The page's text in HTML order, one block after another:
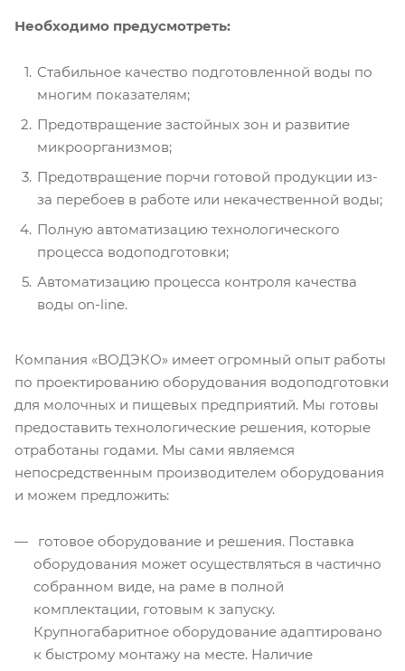
Необходимо предусмотреть:
Стабильное качество подготовленной воды по
многим показателям;
Предотвращение застойных зон и развитие
микроорганизмов;
Предотвращение порчи готовой продукции из-
за перебоев в работе или некачественной воды;
Полную автоматизацию технологического
процесса водоподготовки;
Автоматизацию процесса контроля качества
воды on-line.
Компания «ВОДЭКО» имеет огромный опыт работы
по проектированию оборудования водоподготовки
для молочных и пищевых предприятий. Мы готовы
предоставить технологические решения, которые
отработаны годами. Мы сами являемся
непосредственным производителем оборудования
и можем предложить:
готовое оборудование и решения. Поставка
оборудования может осуществляться в частично
собранном виде, на раме в полной
комплектации, готовым к запуску.
Крупногабаритное оборудование адаптировано
к быстрому монтажу на месте. Наличие